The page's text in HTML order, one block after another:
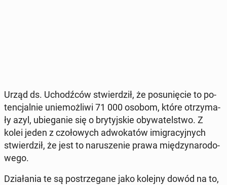
Urząd ds. Uchodź­ców stwier­dził, że po­su­nię­cie to po­
ten­cjal­nie unie­moż­li­wi 71 000 osobom, które otrzy­ma­
ły azyl, ubie­ga­nie się o bry­tyj­skie oby­wa­tel­stwo. Z
kolei jeden z czo­ło­wych ad­wo­ka­tów imi­gra­cyj­nych
stwier­dził, że jest to na­ru­sze­nie prawa mię­dzy­na­ro­do­
we­go.
Dzia­ła­nia te są po­strze­ga­ne jako kolejny dowód na to,